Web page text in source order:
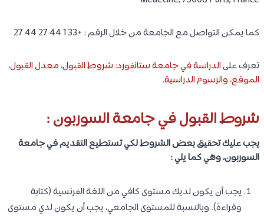
كما يمكن التواصل مع الجامعة من خلال الرقم : +33 1 44 27 44 27
تعرف علىالدراسة في جامعة ستانفورد: شروط القبول، معدل القبول،
الموقع، والرسوم الدراسية.
شروط القبول في جامعة السوربون :
يجب عليك تحقيق بعض الشروط لكي تستطيع التقديم في جامعة
السوربون، وهي كما يلي :
يجب أن يكون لديك مستوى كافي من اللغة الفرنسية (كتابة
وقراءة). وبالنسبة للمستوى الجامعي، يجب أن يكون لدي مستوى